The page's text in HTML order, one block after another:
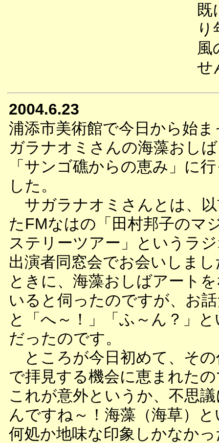
既
風
せ
2004.6.23
浦添市美術館で今日から始
ガラナオミさんの海藻おし
「サンゴ礁からの恵み」に
した。
サガラナオミさんとは、以
たFMなはの「田村邦子のマ
ステリーツアー」というラ
出演者同窓会でお会いしま
ときに、海藻おしばアート
いると伺ったのですが、お
と「へ～！」「ふ～ん？」
だったのです。
ところが今日初めて、その
で拝見する機会に恵まれた
これが意外というか、不思
んですね～！海藻（海草）
何処か地味な印象しかなか